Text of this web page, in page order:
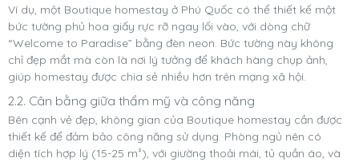
Ví dụ, một Boutique homestay ở Phú Quốc có thể thiết kế một
bức tường phủ hoa giấy rực rỡ ngay lối vào, với dòng chữ
“Welcome to Paradise” bằng đèn neon. Bức tường này không
chỉ đẹp mắt mà còn là nơi lý tưởng để khách hàng chụp ảnh,
giúp homestay được chia sẻ nhiều hơn trên mạng xã hội.
2.2. Cân bằng giữa thẩm mỹ và công năng
Bên cạnh vẻ đẹp, không gian của Boutique homestay cần được
thiết kế để đảm bảo công năng sử dụng. Phòng ngủ nên có
diện tích hợp lý (15-25 m²), với giường thoải mái, tủ quần áo, và